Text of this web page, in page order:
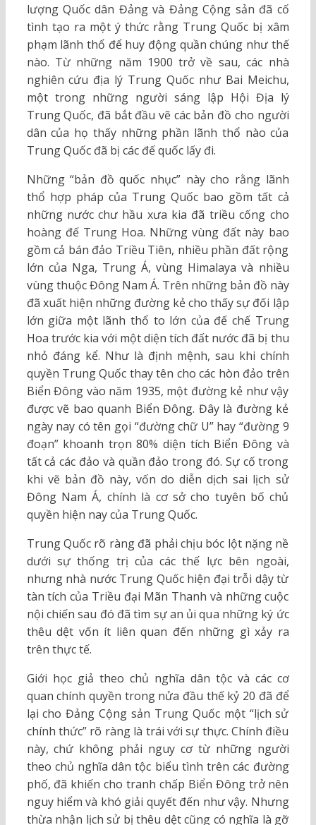
lượng Quốc dân Đảng và Đảng Cộng sản đã cố
tình tạo ra một ý thức rằng Trung Quốc bị xâm
phạm lãnh thổ để huy động quần chúng như thế
nào. Từ những năm 1900 trở về sau, các nhà
nghiên cứu địa lý Trung Quốc như Bai Meichu,
một trong những người sáng lập Hội Địa lý
Trung Quốc, đã bắt đầu vẽ các bản đồ cho người
dân của họ thấy những phần lãnh thổ nào của
Trung Quốc đã bị các đế quốc lấy đi.
Những “bản đồ quốc nhục” này cho rằng lãnh
thổ hợp pháp của Trung Quốc bao gồm tất cả
những nước chư hầu xưa kia đã triều cống cho
hoàng đế Trung Hoa. Những vùng đất này bao
gồm cả bán đảo Triều Tiên, nhiều phần đất rộng
lớn của Nga, Trung Á, vùng Himalaya và nhiều
vùng thuộc Đông Nam Á. Trên những bản đồ này
đã xuất hiện những đường kẻ cho thấy sự đối lập
lớn giữa một lãnh thổ to lớn của đế chế Trung
Hoa trước kia với một diện tích đất nước đã bị thu
nhỏ đáng kể. Như là định mệnh, sau khi chính
quyền Trung Quốc thay tên cho các hòn đảo trên
Biển Đông vào năm 1935, một đường kẻ như vậy
được vẽ bao quanh Biển Đông. Đây là đường kẻ
ngày nay có tên gọi “đường chữ U” hay “đường 9
đoạn” khoanh trọn 80% diện tích Biển Đông và
tất cả các đảo và quần đảo trong đó. Sự cố trong
khi vẽ bản đồ này, vốn do diễn dịch sai lịch sử
Đông Nam Á, chính là cơ sở cho tuyên bố chủ
quyền hiện nay của Trung Quốc.
Trung Quốc rõ ràng đã phải chịu bóc lột nặng nề
dưới sự thống trị của các thế lực bên ngoài,
nhưng nhà nước Trung Quốc hiện đại trỗi dậy từ
tàn tích của Triều đại Mãn Thanh và những cuộc
nội chiến sau đó đã tìm sự an ủi qua những ký ức
thêu dệt vốn ít liên quan đến những gì xảy ra
trên thực tế.
Giới học giả theo chủ nghĩa dân tộc và các cơ
quan chính quyền trong nửa đầu thế kỷ 20 đã để
lại cho Đảng Cộng sản Trung Quốc một “lịch sử
chính thức” rõ ràng là trái với sự thực. Chính điều
này, chứ không phải nguy cơ từ những người
theo chủ nghĩa dân tộc biểu tình trên các đường
phố, đã khiến cho tranh chấp Biển Đông trở nên
nguy hiểm và khó giải quyết đến như vậy. Nhưng
thừa nhận lịch sử bị thêu dệt cũng có nghĩa là gỡ